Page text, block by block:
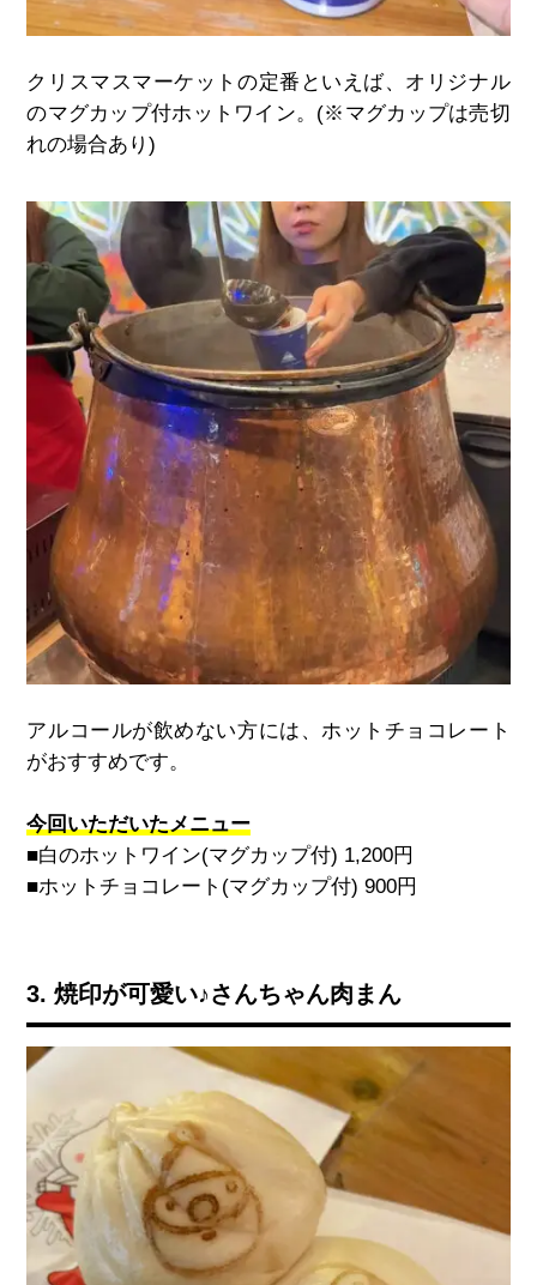
クリスマスマーケットの定番といえば、オリジナル
のマグカップ付ホットワイン。 (※ マグカップは売切
れの場合あり)
アルコールが飲めない方には、ホットチョコレート
がおすすめです。
今回いただいたメニュー
■白のホットワイン(マグカップ付) 1,200円
■ホットチョコレート (マグカップ付) 900円
3. 焼印が可愛い♪さんちゃん肉まん